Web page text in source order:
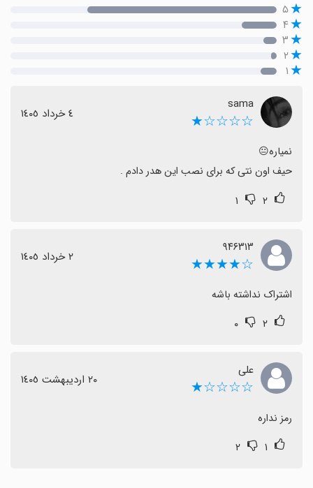
۵
۴
۳
۲
۱
sama
☆☆☆☆★ ٤ خرداد ١٤٠٥
حیف اون نتی که برای نصب این هدر دادم .
۲ ۱
۹۴۶۳۱۳
☆★★★★ ٢ خرداد ١٤٠٥
اشتراک نداشته باشه
۲ ۰
علی
☆☆☆☆★ ٢٠ اردیبهشت ١٤٠٥
رمز نداره
۱ ۲